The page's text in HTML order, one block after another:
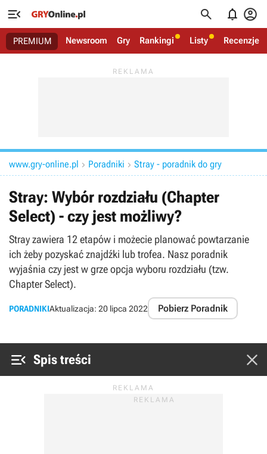
   
PREMIUM Newsroom Gry Rankingi Listy Recenzje
www.gry-online.pl  Poradniki  Stray - poradnik do gry
Stray: Wybór rozdziału (Chapter
Select) - czy jest możliwy?
Stray zawiera 12 etapów i możecie planować powtarzanie
ich żeby pozyskać znajdźki lub trofea. Nasz poradnik
wyjaśnia czy jest w grze opcja wyboru rozdziału (tzw.
Chapter Select).
PORADNIKIAktualizacja: 20 lipca 2022 Pobierz Poradnik
 Spis treści 